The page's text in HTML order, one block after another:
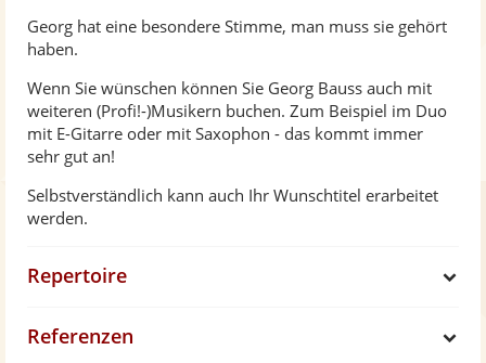
Georg hat eine besondere Stimme, man muss sie gehört
haben.
Wenn Sie wünschen können Sie Georg Bauss auch mit
weiteren (Profi!-)Musikern buchen. Zum Beispiel im Duo
mit E-Gitarre oder mit Saxophon - das kommt immer
sehr gut an!
Selbstverständlich kann auch Ihr Wunschtitel erarbeitet
werden.
Repertoire
Referenzen